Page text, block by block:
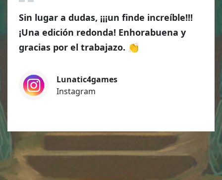
Sin lugar a dudas, ¡¡¡un finde increíble!!!
¡Una edición redonda! Enhorabuena y
gracias por el trabajazo. 👏
Lunatic4games
Instagram